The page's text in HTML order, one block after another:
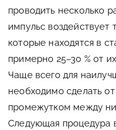
проводить несколько
импульс воздействует
которые находятся в
примерно 25–30 % от
Чаще всего для
необходимо сделать
промежутком между
Следующая процедура